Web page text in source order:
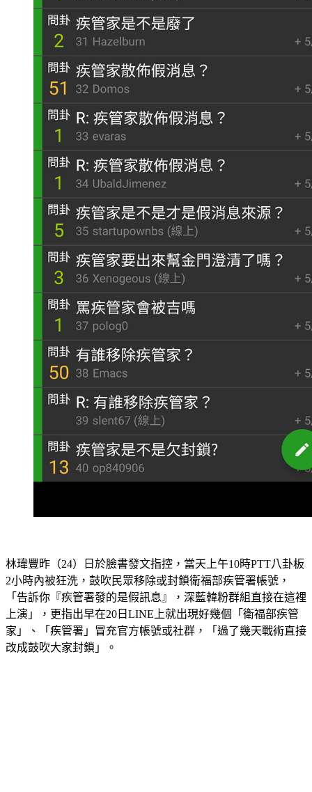
林瑋豐昨（24）日於臉書發文指控，當天上午10時PTT八卦板
2小時內被狂洗，鼓吹民眾移除或封鎖衛福部疾管署帳號，
「告訴你『疾管署發的是假訊息』，深藍韓粉群組直接在這裡
上演」，更指出早在20日LINE上就出現好幾個「衛福部疾管
家」、「疾管署」冒充官方帳號或社群，「過了幾天戰術直接